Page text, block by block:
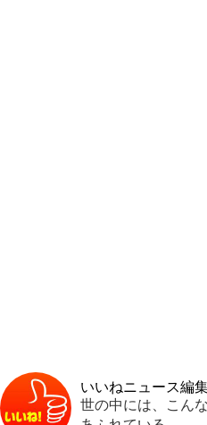
いいねニュース編
世の中には、こん